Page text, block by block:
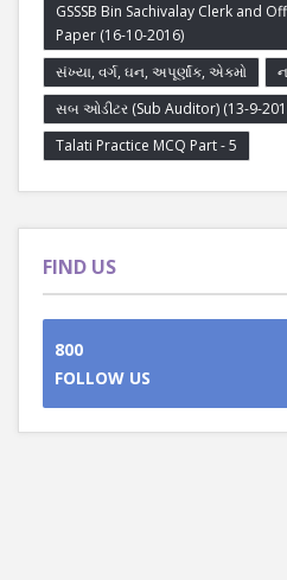
GSSSB Bin Sachivalay Clerk and
Paper (16-10-2016)
સંખ્યા, વર્ગ, ઘન, અપૂર્ણાંક, એકમો
સબ ઓડીટર (Sub Auditor) (13-9-
Talati Practice MCQ Part - 5
FIND US
800
FOLLOW US